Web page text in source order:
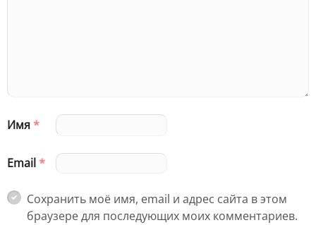
Имя*
Email*
Сохранить моё имя, email и адрес сайта в этом
браузере для последующих моих комментариев.